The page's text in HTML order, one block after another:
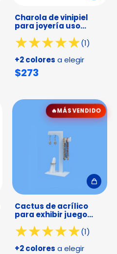
Charola de vinipiel
para joyería uso
(1)
+2 colores a elegir
$273
1/5
Cactus de acrílico
para exhibir juego
(1)
+2 colores a elegir
MÁS VENDIDO